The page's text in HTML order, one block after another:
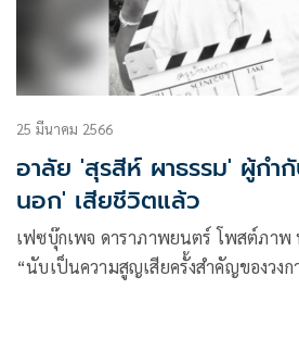
25 มีนาคม 2566
อาลัย 'สุรสีห์ ผาธรรม' ผู้กำ
นอก' เสียชีวิตแล้ว
เฟซบุ๊กเพจ ดาราภาพยนตร์ โพสต์ภาพ
“นับเป็นความสูญเสียครั้งสำคัญของวง